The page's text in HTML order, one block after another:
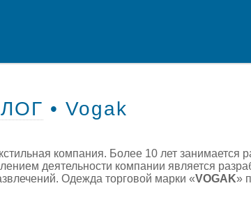
• Vogak
компания. Более 10 лет занимается
деятельности компании является
Одежда торговой марки «VOGAK»